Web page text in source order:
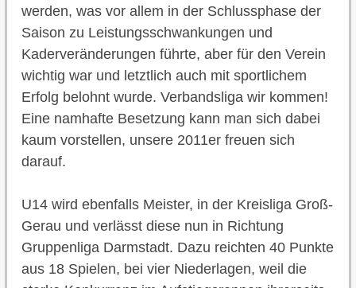
werden, was vor allem in der Schlussphase der
Saison zu Leistungsschwankungen und
Kaderveränderungen führte, aber für den Verein
wichtig war und letztlich auch mit sportlichem
Erfolg belohnt wurde. Verbandsliga wir kommen!
Eine namhafte Besetzung kann man sich dabei
kaum vorstellen, unsere 2011er freuen sich
darauf.
U14 wird ebenfalls Meister, in der Kreisliga Groß-
Gerau und verlässt diese nun in Richtung
Gruppenliga Darmstadt. Dazu reichten 40 Punkte
aus 18 Spielen, bei vier Niederlagen, weil die